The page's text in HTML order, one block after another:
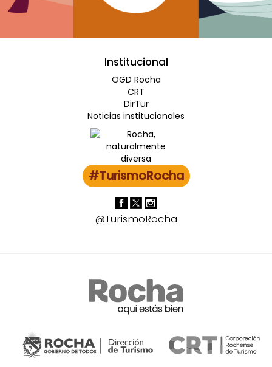
Institucional
OGD Rocha
CRT
DirTur
Noticias institucionales
#TurismoRocha
@TurismoRocha